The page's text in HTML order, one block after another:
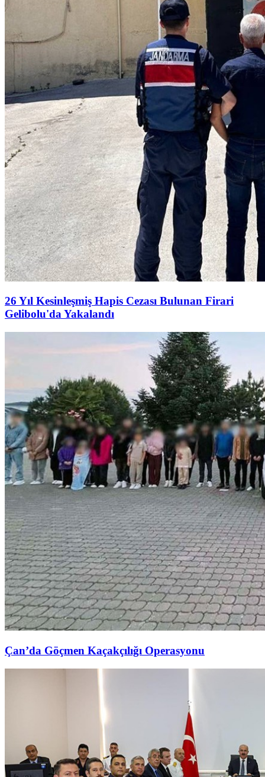
26 Yıl Kesinleşmiş Hapis Cezası Bulunan Firari
Gelibolu'da Yakalandı
Çan’da Göçmen Kaçakçılığı Operasyonu